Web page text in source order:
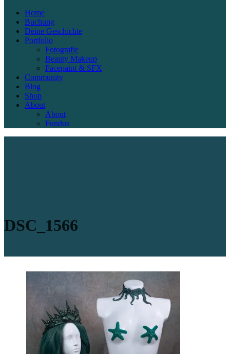
Home
Buchung
Deine Geschichte
Portfolio
Fotografie
Beauty Makeup
Facepaint & SFX
Community
Blog
Shop
About
About
Fundus
DSC_1566